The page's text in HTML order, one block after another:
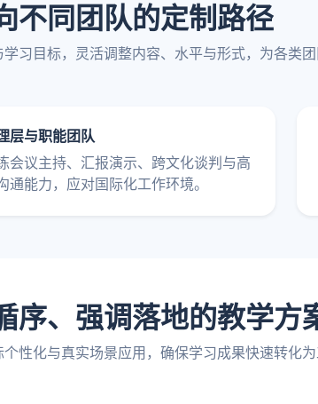
不同团队的定制路径
习目标，灵活调整内容、水平与形式，为各类团
层与职能团队
会议主持、汇报演示、跨文化谈判与高
通能力，应对国际化工作环境。
序、强调落地的教学方
性化与真实场景应用，确保学习成果快速转化为